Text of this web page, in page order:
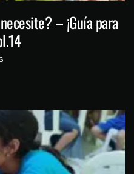
– ¡Guía para